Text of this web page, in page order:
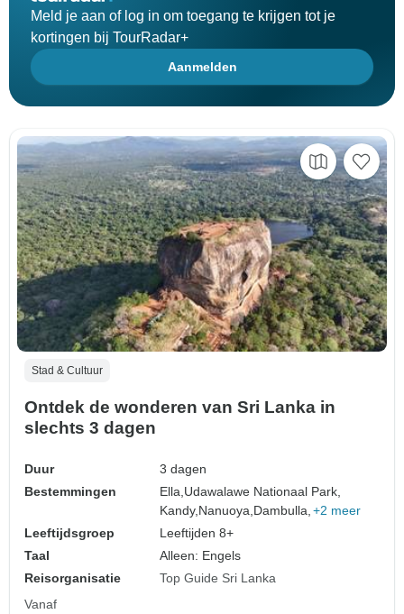
Meld je aan of log in om toegang te krijgen tot je
kortingen bij TourRadar+
Aanmelden
Stad & Cultuur
Ontdek de wonderen van Sri Lanka in
slechts 3 dagen
Duur
3 dagen
Bestemmingen
Ella,Udawalawe Nationaal Park,
Kandy,Nanuoya,Dambulla, +2 meer
Leeftijdsgroep
Leeftijden 8+
Taal
Alleen: Engels
Reisorganisatie
Top Guide Sri Lanka
Vanaf